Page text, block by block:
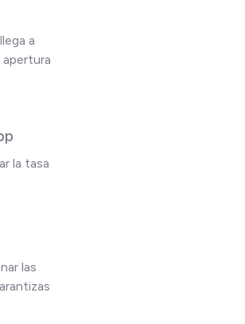
a
la tasa
las